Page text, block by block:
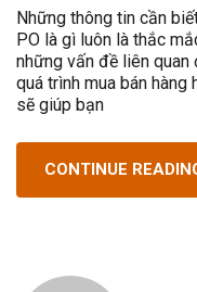
Những thông tin cần
PO là gì luôn là thắc
những vấn đề liên quan
quá trình mua bán hàng
sẽ giúp bạn
CONTINUE